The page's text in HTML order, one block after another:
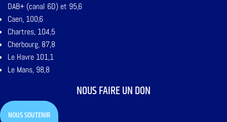
DAB+ (canal 6D) et 95,6
Caen, 100,6
Chartres, 104,5
Cherbourg, 87,8
Le Havre 101,1
Le Mans, 98,8
NOUS FAIRE UN DON
NOUS SOUTENIR